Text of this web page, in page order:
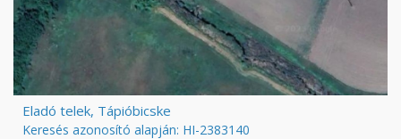
Eladó telek, Tápióbicske
Keresés azonosító alapján: HI-2383140